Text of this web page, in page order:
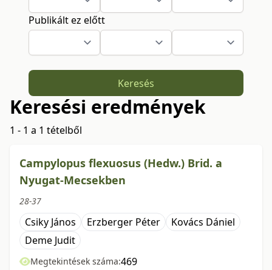
Publikált ez előtt
Keresés
Keresési eredmények
1 - 1 a 1 tételből
Campylopus flexuosus (Hedw.) Brid. a
Nyugat-Mecsekben
28-37
Csiky János Erzberger Péter
Kovács Dániel
Deme Judit
Megtekintések száma:469